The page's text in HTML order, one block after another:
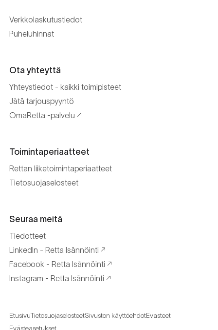
Verkkolaskutustiedot
Puheluhinnat
Ota yhteyttä
Yhteystiedot - kaikki toimipisteet
Jätä tarjouspyyntö
OmaRetta -palvelu
Toimintaperiaatteet
Rettan liiketoimintaperiaatteet
Tietosuojaselosteet
Seuraa meitä
Tiedotteet
LinkedIn - Retta Isännöinti
Facebook - Retta Isännöinti
Instagram - Retta Isännöinti
EtusivuTietosuojaselosteetSivuston käyttöehdotEvästeet
Evästeasetukset